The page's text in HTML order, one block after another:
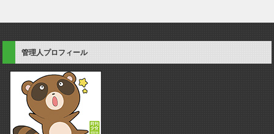
管理人プロフィール